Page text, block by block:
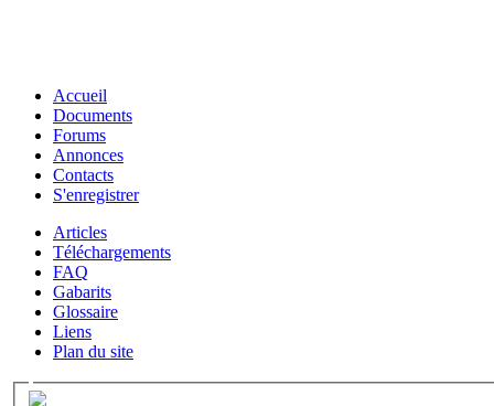
Accueil
Documents
Forums
Annonces
Contacts
S'enregistrer
Articles
Téléchargements
FAQ
Gabarits
Glossaire
Liens
Plan du site